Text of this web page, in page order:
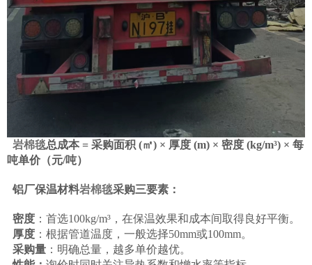
岩棉毯总成本 = 采购面积 (㎡) × 厚度 (m) × 密度 (kg/m³) × 每
吨单价（元/吨）
铝厂保温材料岩棉毯采购三要素：
密度 ：首选100kg/m³，在保温效果和成本间取得良好平衡。
厚度 ：根据管道温度，一般选择50mm或100mm。
采购量 ：明确总量，越多单价越优。